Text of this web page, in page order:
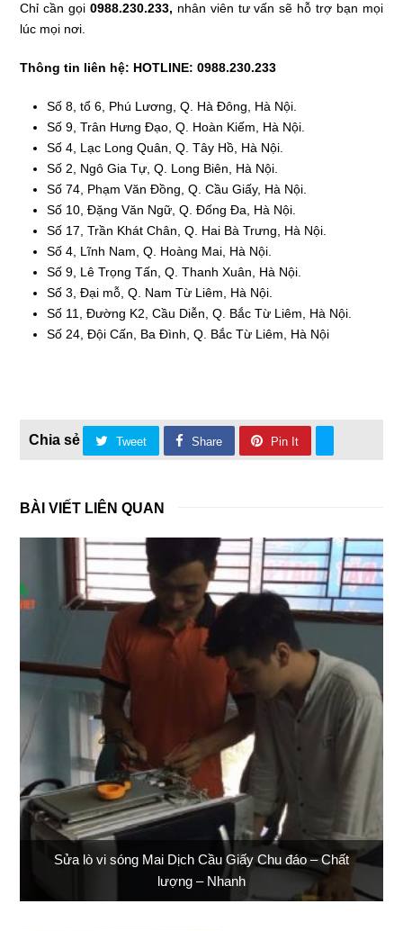
Chỉ cần gọi 0988.230.233, nhân viên tư vấn sẽ hỗ trợ bạn mọi
lúc mọi nơi.
Thông tin liên hệ: HOTLINE: 0988.230.233
Số 8, tổ 6, Phú Lương, Q. Hà Đông, Hà Nội.
Số 9, Trân Hưng Đạo, Q. Hoàn Kiếm, Hà Nội.
Số 4, Lạc Long Quân, Q. Tây Hồ, Hà Nội.
Số 2, Ngô Gia Tự, Q. Long Biên, Hà Nội.
Số 74, Phạm Văn Đồng, Q. Cầu Giấy, Hà Nội.
Số 10, Đặng Văn Ngữ, Q. Đống Đa, Hà Nội.
Số 17, Trần Khát Chân, Q. Hai Bà Trưng, Hà Nội.
Số 4, Lĩnh Nam, Q. Hoàng Mai, Hà Nội.
Số 9, Lê Trọng Tấn, Q. Thanh Xuân, Hà Nội.
Số 3, Đại mỗ, Q. Nam Từ Liêm, Hà Nội.
Số 11, Đường K2, Cầu Diễn, Q. Bắc Từ Liêm, Hà Nội.
Số 24, Đội Cấn, Ba Đình, Q. Bắc Từ Liêm, Hà Nội
Tweet Share Pin It
BÀI VIẾT LIÊN QUAN
Sửa lò vi sóng Mai Dịch Cầu Giấy Chu đáo – Chất
lượng – Nhanh